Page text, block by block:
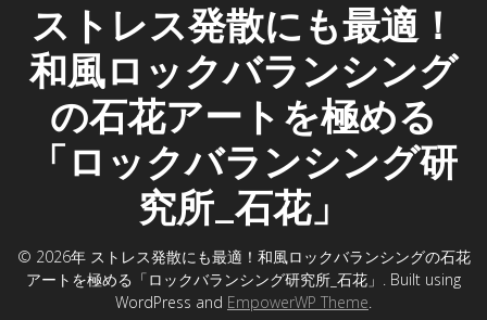
ストレス発散にも最適！
和風ロックバランシング
の石花アートを極める
「ロックバランシング研
究所_石花」
© 2026年 ストレス発散にも最適！和風ロックバランシングの石花
アートを極める「ロックバランシング研究所_石花」. Built using
WordPress and EmpowerWP Theme.